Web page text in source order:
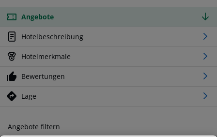
Angebote
Hotelbeschreibung
Hotelmerkmale
Bewertungen
Lage
Angebote filtern